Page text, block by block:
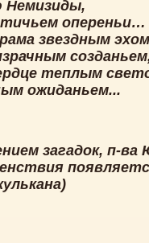
Немизиды,
опереньи…
звездным
теплым
ожиданьем...
загадок, п-ва